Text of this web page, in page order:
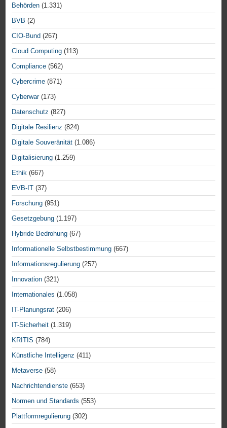
Behörden (1.331)
BVB (2)
CIO-Bund (267)
Cloud Computing (113)
Compliance (562)
Cybercrime (871)
Cyberwar(173)
Datenschutz (827)
Digitale Resilienz (824)
Digitale Souveränität (1.086)
Digitalisierung (1.259)
Ethik (667)
EVB-IT (37)
Forschung (951)
Gesetzgebung (1.197)
Hybride Bedrohung (67)
Informationelle Selbstbestimmung (667)
Informationsregulierung (257)
Innovation (321)
Internationales (1.058)
IT-Planungsrat (206)
IT-Sicherheit (1.319)
KRITIS (784)
Künstliche Intelligenz (411)
Metaverse (58)
Nachrichtendienste (653)
Normen und Standards (553)
Plattformregulierung (302)